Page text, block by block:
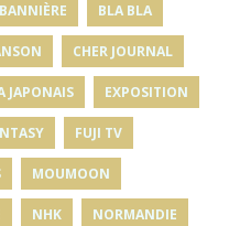
BANNIÈRE BLA BLA
CHER JOURNAL
JAPONAIS EXPOSITION
FUJI TV
MOUMOON
NHK NORMANDIE